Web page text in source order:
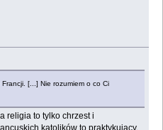
[...] Nie rozumiem o co Ci
religia to tylko chrzest i
katolików to praktykujący.